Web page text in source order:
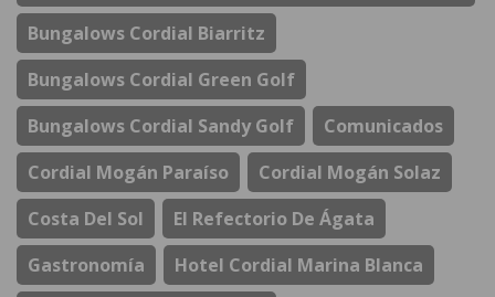
Bungalows Cordial Biarritz
Bungalows Cordial Green Golf
Bungalows Cordial Sandy Golf
Comunicados
Cordial Mogán Paraíso
Cordial Mogán Solaz
Costa Del Sol
El Refectorio De Ágata
Gastronomía
Hotel Cordial Marina Blanca